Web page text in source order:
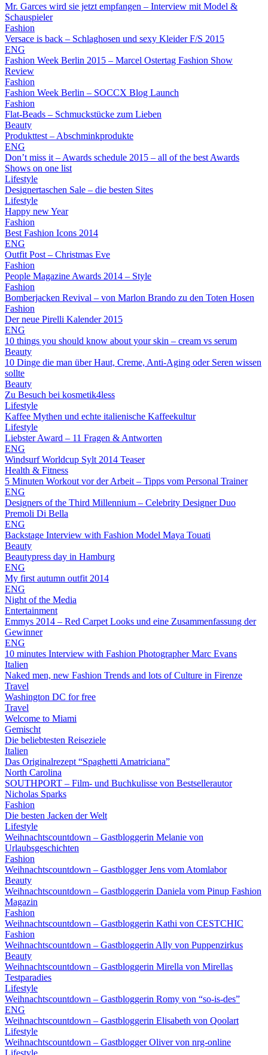
Mr. Garces wird sie jetzt empfangen – Interview mit Model &
Schauspieler
Fashion
Versace is back – Schlaghosen und sexy Kleider F/S 2015
ENG
Fashion Week Berlin 2015 – Marcel Ostertag Fashion Show
Review
Fashion
Fashion Week Berlin – SOCCX Blog Launch
Fashion
Flat-Beads – Schmuckstücke zum Lieben
Beauty
Produkttest – Abschminkprodukte
ENG
Don’t miss it – Awards schedule 2015 – all of the best Awards
Shows on one list
Lifestyle
Designertaschen Sale – die besten Sites
Lifestyle
Happy new Year
Fashion
Best Fashion Icons 2014
ENG
Outfit Post – Christmas Eve
Fashion
People Magazine Awards 2014 – Style
Fashion
Bomberjacken Revival – von Marlon Brando zu den Toten Hosen
Fashion
Der neue Pirelli Kalender 2015
ENG
10 things you should know about your skin – cream vs serum
Beauty
10 Dinge die man über Haut, Creme, Anti-Aging oder Seren wissen
sollte
Beauty
Zu Besuch bei kosmetik4less
Lifestyle
Kaffee Mythen und echte italienische Kaffeekultur
Lifestyle
Liebster Award – 11 Fragen & Antworten
ENG
Windsurf Worldcup Sylt 2014 Teaser
Health & Fitness
5 Minuten Workout vor der Arbeit – Tipps vom Personal Trainer
ENG
Designers of the Third Millennium – Celebrity Designer Duo
Premoli Di Bella
ENG
Backstage Interview with Fashion Model Maya Touati
Beauty
Beautypress day in Hamburg
ENG
My first autumn outfit 2014
ENG
Night of the Media
Entertainment
Emmys 2014 – Red Carpet Looks und eine Zusammenfassung der
Gewinner
ENG
10 minutes Interview with Fashion Photographer Marc Evans
Italien
Naked men, new Fashion Trends and lots of Culture in Firenze
Travel
Washington DC for free
Travel
Welcome to Miami
Gemischt
Die beliebtesten Reiseziele
Italien
Das Originalrezept “Spaghetti Amatriciana”
North Carolina
SOUTHPORT – Film- und Buchkulisse von Bestsellerautor
Nicholas Sparks
Fashion
Die besten Jacken der Welt
Lifestyle
Weihnachtscountdown – Gastbloggerin Melanie von
Urlaubsgeschichten
Fashion
Weihnachtscountdown – Gastblogger Jens vom Atomlabor
Beauty
Weihnachtscountdown – Gastbloggerin Daniela vom Pinup Fashion
Magazin
Fashion
Weihnachtscountdown – Gastbloggerin Kathi von CESTCHIC
Fashion
Weihnachtscountdown – Gastbloggerin Ally von Puppenzirkus
Beauty
Weihnachtscountdown – Gastbloggerin Mirella von Mirellas
Testparadies
Lifestyle
Weihnachtscountdown – Gastbloggerin Romy von “so-is-des”
ENG
Weihnachtscountdown – Gastbloggerin Elisabeth von Qoolart
Lifestyle
Weihnachtscountdown – Gastblogger Oliver von nrg-online
Lifestyle